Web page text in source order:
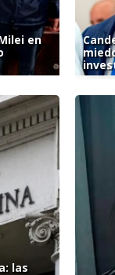
en
las